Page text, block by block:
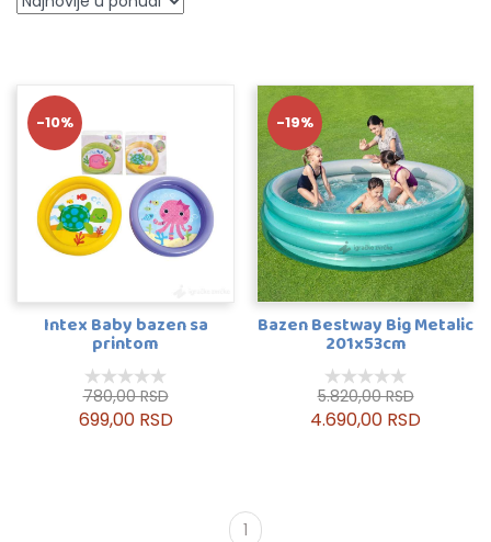
-10%
Intex Baby bazen sa
printom
780,00 RSD
699,00 RSD
-19%
Bazen Bestway Big Metalic
201x53cm
5.820,00 RSD
4.690,00 RSD
1